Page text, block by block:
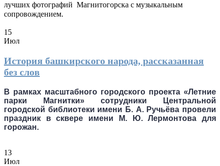
лучших фотографий Магнитогорска с музыкальным
сопровождением.
15
Июл
История башкирского народа, рассказанная
без слов
В рамках масштабного городского проекта «Летние
парки Магнитки» сотрудники Центральной
городской библиотеки имени Б. А. Ручьёва провели
праздник в сквере имени М. Ю. Лермонтова для
горожан.
13
Июл